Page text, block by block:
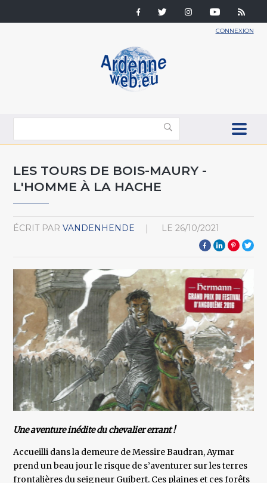
CONNEXION
LES TOURS DE BOIS-MAURY -
L'HOMME À LA HACHE
ÉCRIT PAR VANDENHENDE LE 26/10/2021
Une aventure inédite du chevalier errant !
Accueilli dans la demeure de Messire Baudran, Aymar
prend un beau jour le risque de s’aventurer sur les terres
frontalières du seigneur Guibert. Ces plaines et ces forêts